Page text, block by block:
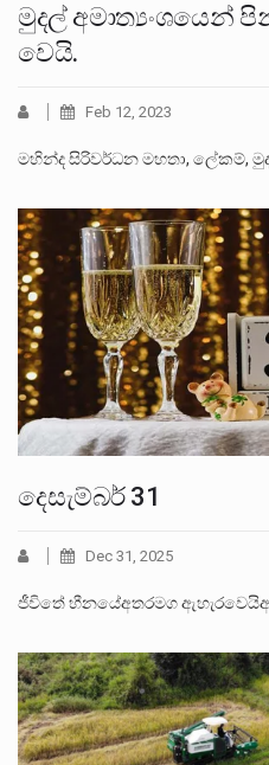
මුදල් අමාත්‍යංශයෙන්
වෙයි.
Feb 12, 2023
මහින්ද සිරිවර්ධන මහතා, ලේකම්,
දෙසැම්බර් 31
Dec 31, 2025
ජීවිතේ හීනයේඅතරමග